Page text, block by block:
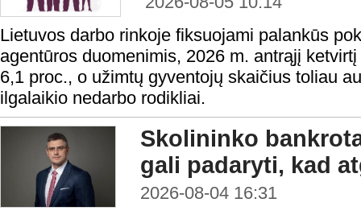
Lietuvos darbo rinkoje fiksuojami palankūs
agentūros duomenimis, 2026 m. antrąjį
6,1 proc., o užimtų gyventojų skaičius toliau
ilgalaikio nedarbo rodikliai.
Skolininko
gali padaryti, kad
2026-08-04 16:31